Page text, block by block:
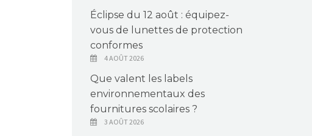
Éclipse du 12 août : équipez-
vous de lunettes de protection
conformes
4 AOÛT 2026
Que valent les labels
environnementaux des
fournitures scolaires ?
3 AOÛT 2026